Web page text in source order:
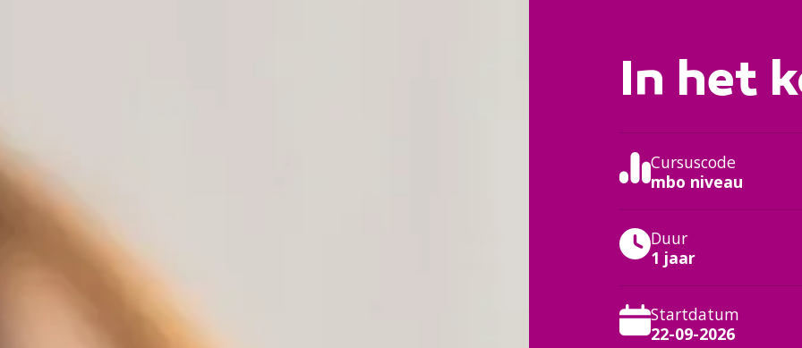
In het
Cursuscode
mbo niveau
Duur
1 jaar
Startdatum
22-09-2026